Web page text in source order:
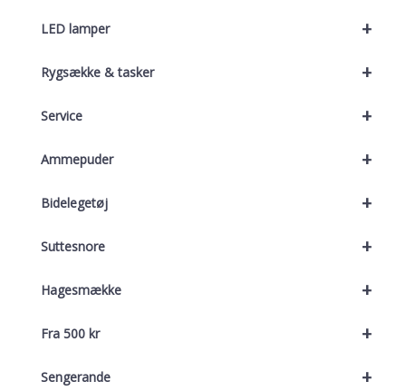
+
LED lamper
+
Rygsække & tasker
+
Service
+
Ammepuder
+
Bidelegetøj
+
Suttesnore
+
Hagesmække
+
Fra 500 kr
+
Sengerande